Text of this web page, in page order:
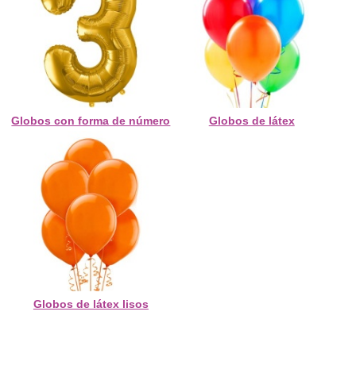
Globos con forma de número Globos de látex
Globos de látex lisos